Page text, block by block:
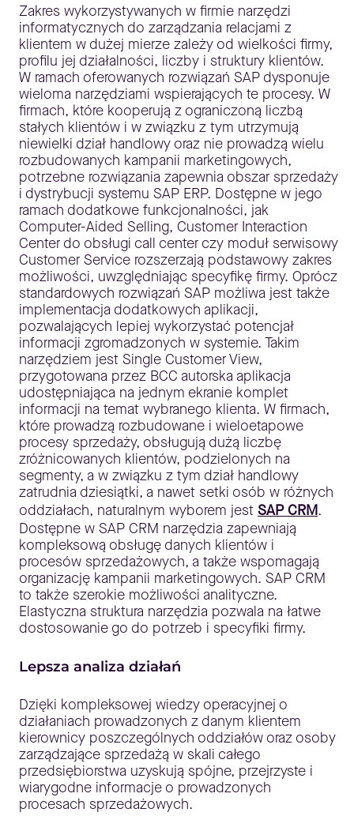
Zakres wykorzystywanych w firmie narzędzi
informatycznych do zarządzania relacjami z
klientem w dużej mierze zależy od wielkości firmy,
profilu jej działalności, liczby i struktury klientów.
W ramach oferowanych rozwiązań SAP dysponuje
wieloma narzędziami wspierających te procesy. W
firmach, które kooperują z ograniczoną liczbą
stałych klientów i w związku z tym utrzymują
niewielki dział handlowy oraz nie prowadzą wielu
rozbudowanych kampanii marketingowych,
potrzebne rozwiązania zapewnia obszar sprzedaży
i dystrybucji systemu SAP ERP. Dostępne w jego
ramach dodatkowe funkcjonalności, jak
Computer-Aided Selling, Customer Interaction
Center do obsługi call center czy moduł serwisowy
Customer Service rozszerzają podstawowy zakres
możliwości, uwzględniając specyfikę firmy. Oprócz
standardowych rozwiązań SAP możliwa jest także
implementacja dodatkowych aplikacji,
pozwalających lepiej wykorzystać potencjał
informacji zgromadzonych w systemie. Takim
narzędziem jest Single Customer View,
przygotowana przez BCC autorska aplikacja
udostępniająca na jednym ekranie komplet
informacji na temat wybranego klienta. W firmach,
które prowadzą rozbudowane i wieloetapowe
procesy sprzedaży, obsługują dużą liczbę
zróżnicowanych klientów, podzielonych na
segmenty, a w związku z tym dział handlowy
zatrudnia dziesiątki, a nawet setki osób w różnych
oddziałach, naturalnym wyborem jest SAP CRM.
Dostępne w SAP CRM narzędzia zapewniają
kompleksową obsługę danych klientów i
procesów sprzedażowych, a także wspomagają
organizację kampanii marketingowych. SAP CRM
to także szerokie możliwości analityczne.
Elastyczna struktura narzędzia pozwala na łatwe
dostosowanie go do potrzeb i specyfiki firmy.
Lepsza analiza działań
Dzięki kompleksowej wiedzy operacyjnej o
działaniach prowadzonych z danym klientem
kierownicy poszczególnych oddziałów oraz osoby
zarządzające sprzedażą w skali całego
przedsiębiorstwa uzyskują spójne, przejrzyste i
wiarygodne informacje o prowadzonych
procesach sprzedażowych.